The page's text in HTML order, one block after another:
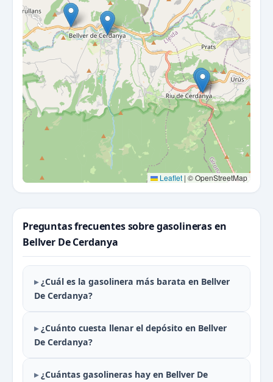
Leaflet | © OpenStreetMap
Preguntas frecuentes sobre gasolineras en
Bellver De Cerdanya
¿Cuál es la gasolinera más barata en Bellver
De Cerdanya?
¿Cuánto cuesta llenar el depósito en Bellver
De Cerdanya?
¿Cuántas gasolineras hay en Bellver De